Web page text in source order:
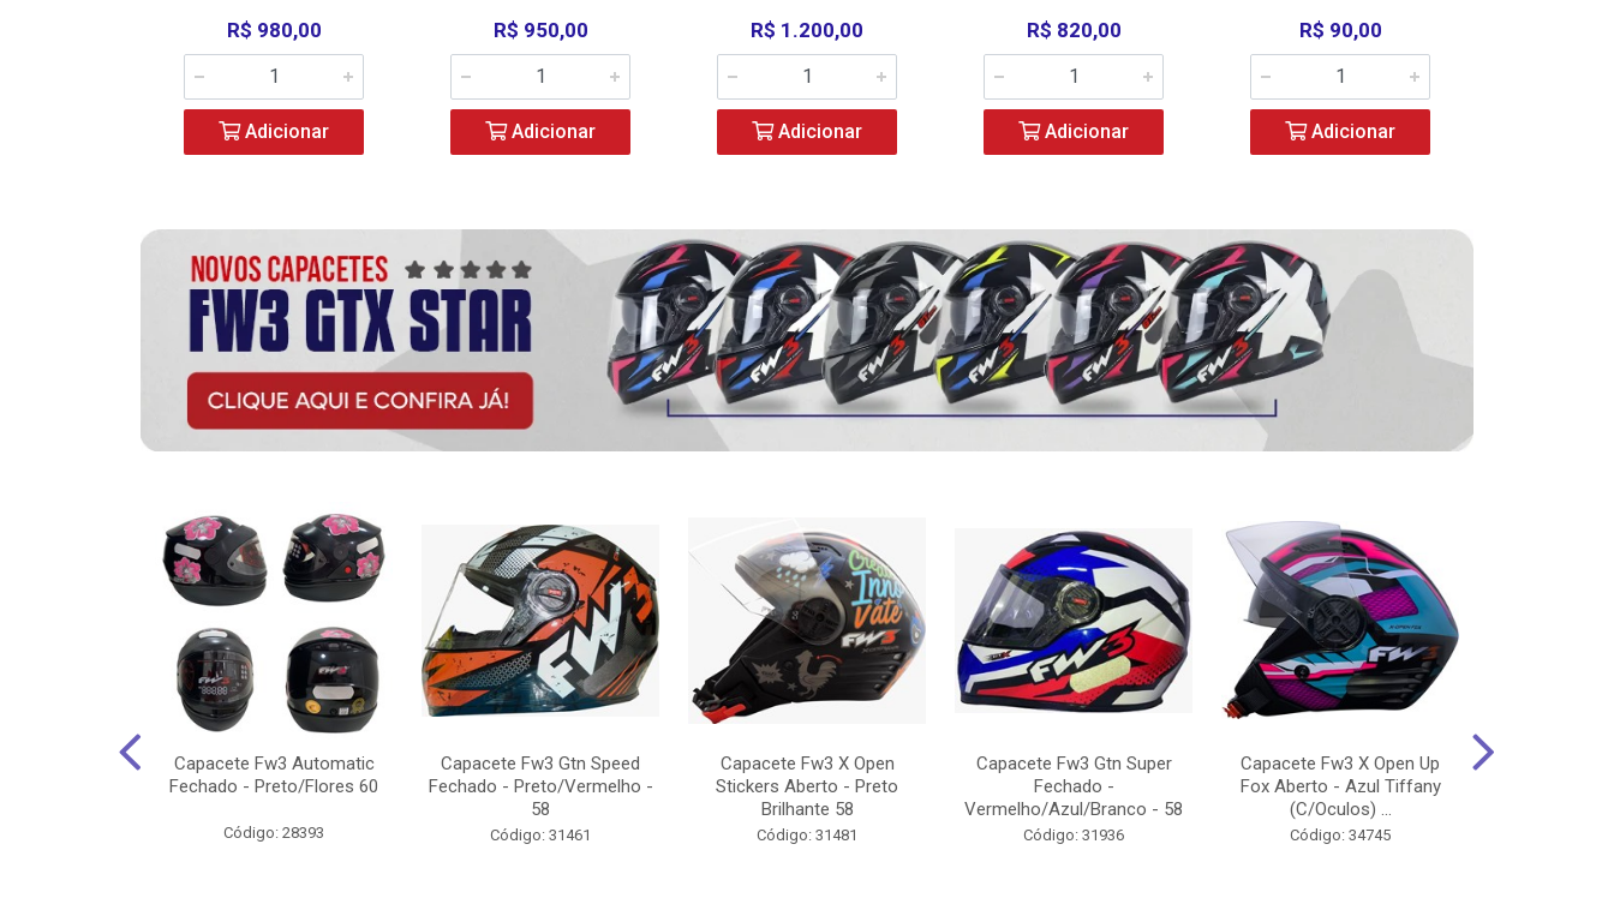
R$ 980,00
Adicionar
R$ 950,00
Adicionar
R$ 1.200,00
Adicionar
R$ 820,00
Adicionar
R$ 90,00
Adicionar
Capacete Fw3 Automatic
Fechado - Preto/Flores 60
Código: 28393
Capacete Fw3 Gtn Speed
Fechado - Preto/Vermelho -
58
Código: 31461
Capacete Fw3 X Open
Stickers Aberto - Preto
Brilhante 58
Código: 31481
Capacete Fw3 Gtn Super
Fechado -
Vermelho/Azul/Branco - 58
Código: 31936
Capacete Fw3 X Open Up
Fox Aberto - Azul Tiffany
(C/Oculos) ...
Código: 34745